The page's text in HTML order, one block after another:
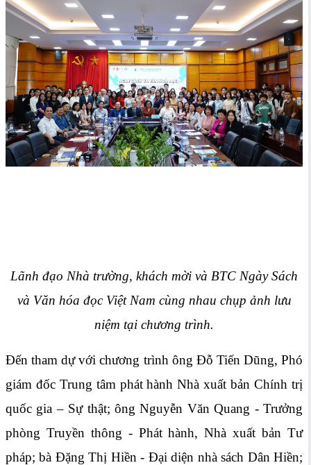
Lãnh đạo Nhà trường, khách mời và BTC Ngày Sách
và Văn hóa đọc Việt Nam cùng nhau chụp ảnh lưu
niệm tại chương trình.
Đến tham dự với chương trình ông Đỗ Tiến Dũng, Phó
giám đốc Trung tâm phát hành Nhà xuất bản Chính trị
quốc gia – Sự thật; ông Nguyễn Văn Quang - Trưởng
phòng Truyền thông - Phát hành, Nhà xuất bản Tư
pháp; bà Đặng Thị Hiền - Đại diện nhà sách Dân Hiền;